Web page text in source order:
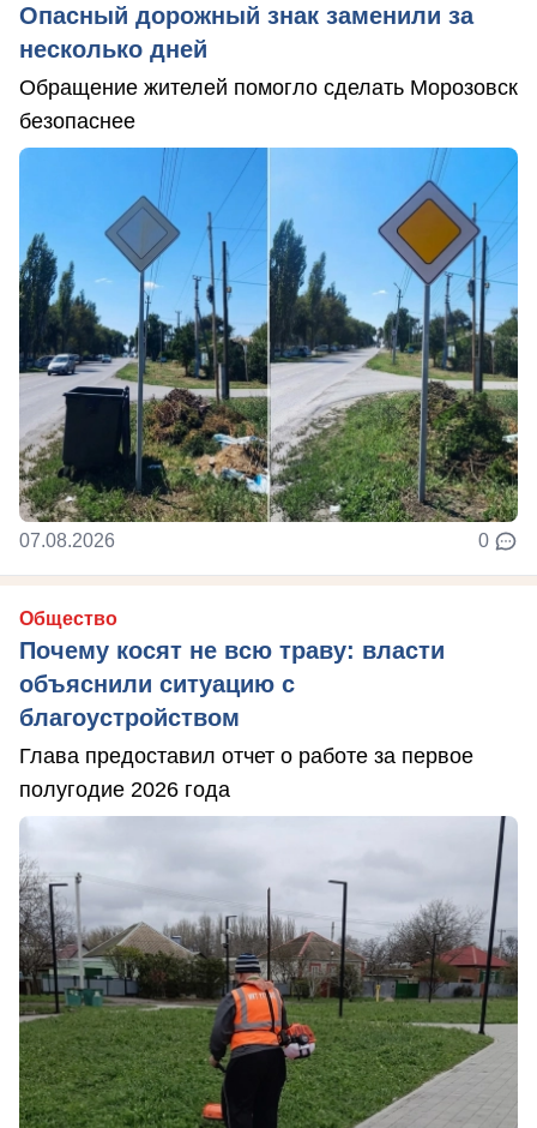
Опасный дорожный знак заменили за
несколько дней
Обращение жителей помогло сделать Морозовск
безопаснее
07.08.2026 0
Общество
Почему косят не всю траву: власти
объяснили ситуацию с
благоустройством
Глава предоставил отчет о работе за первое
полугодие 2026 года